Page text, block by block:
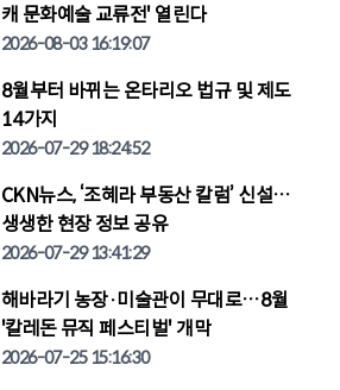
캐 문화예술 교류전' 열린다
2026-08-03 16:19:07
8월부터 바뀌는 온타리오 법규 및 제도
14가지
2026-07-29 18:24:52
CKN뉴스, ‘조혜라 부동산 칼럼’ 신설…
생생한 현장 정보 공유
2026-07-29 13:41:29
해바라기 농장·미술관이 무대로…8월
'칼레돈 뮤직 페스티벌' 개막
2026-07-25 15:16:30